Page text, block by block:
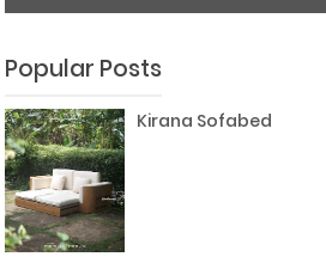
Popular Posts
Kirana Sofabed